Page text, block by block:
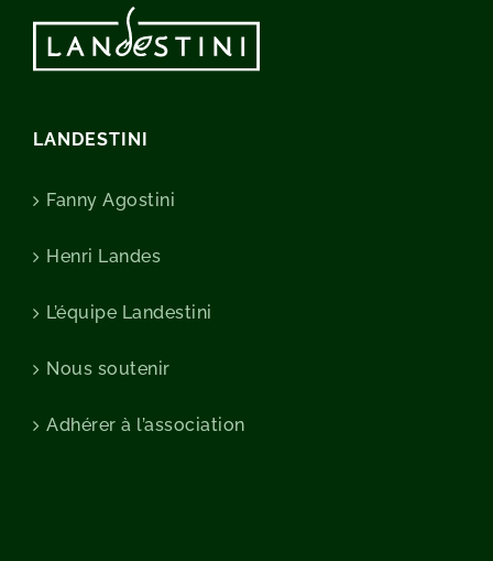
LANDESTINI
Fanny Agostini
Henri Landes
L’équipe Landestini
Nous soutenir
Adhérer à l’association